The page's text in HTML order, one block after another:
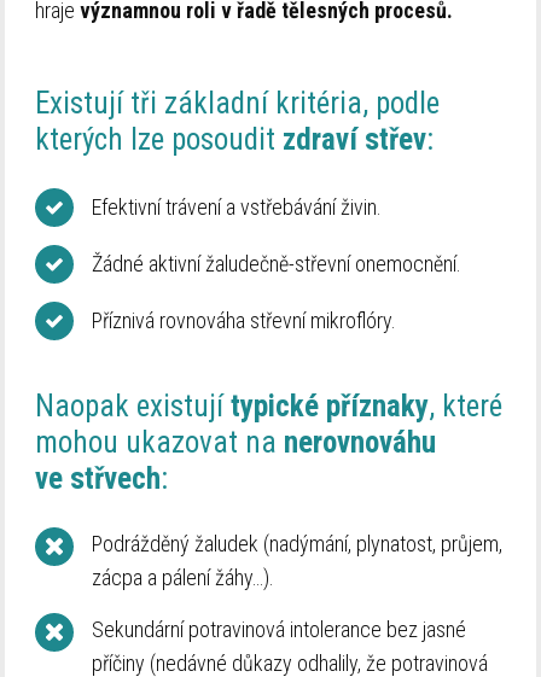
hrajevýznamnou roli v řadě tělesných procesů.
Existují tři základní kritéria, podle
kterých lze posoudit zdraví střev:
Efektivní trávení a vstřebávání živin.
Žádné aktivní žaludečně-střevní onemocnění.
Příznivá rovnováha střevní mikroflóry.
Naopak existujítypické příznaky, které
mohou ukazovat na nerovnováhu
ve střvech:
Podrážděný žaludek (nadýmání, plynatost, průjem,
zácpa a pálení žáhy…).
Sekundární potravinová intolerance bez jasné
příčiny (nedávné důkazy odhalily, že potravinová